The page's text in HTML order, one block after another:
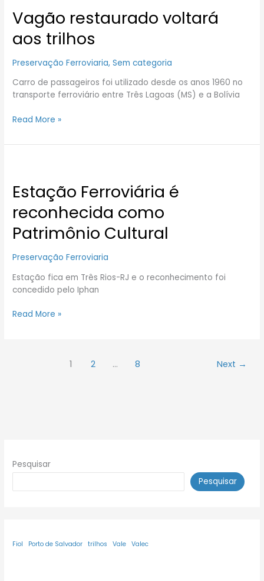
Vagão restaurado voltará
aos trilhos
Preservação Ferroviaria,Sem categoria
Carro de passageiros foi utilizado desde os anos 1960 no
transporte ferroviário entre Três Lagoas (MS) e a Bolívia
voltará
aos
trilhos
Read More »
Estação Ferroviária é
reconhecida como
Patrimônio Cultural
Preservação Ferroviaria
Estação fica em Três Rios-RJ e o reconhecimento foi
concedido pelo Iphan
é
reconhecida
como
Patrimônio
Cultural
Read More »
1 2 … 8 Next →
Pesquisar
Pesquisar
Fiol Porto de Salvador trilhos Vale Valec